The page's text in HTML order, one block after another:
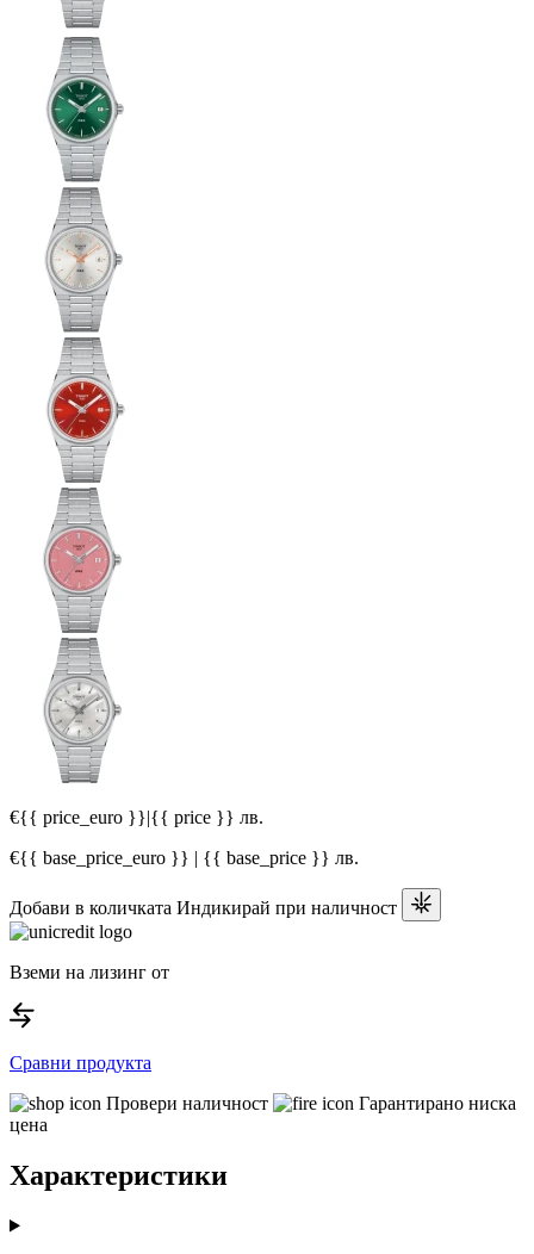
€{{ price_euro }}|{{ price }} лв.
€{{ base_price_euro }} | {{ base_price }} лв.
Добави в количката Индикирай при наличност
Вземи на лизинг от
Сравни продукта
Провери наличност
Гарантирано ниска
цена
Характеристики